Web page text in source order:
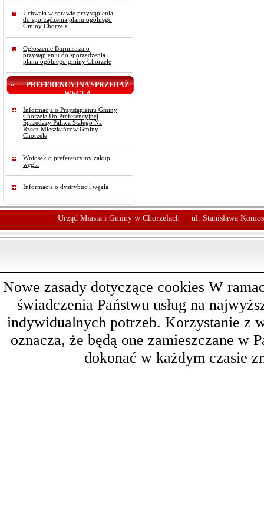
Uchwała w sprawie przystąpienia
do sporządzenia planu ogólnego
Gminy Chorzele
Ogłoszenie Burmistrza o
przystąpieniu do sporządzenia
planu ogólnego gminy Chorzele
PREFERENCYJNA SPRZEDAŻ
WĘGLA
Informacja o Przystąpieniu Gminy
Chorzele Do Preferencyjnej
Sprzedaży Paliwa Stałego Na
Rzecz Mieszkańców Gminy
Chorzele
Wniosek o preferencyjny zakup
węgla
Informacja o dystrybucji węgla
Urząd Miasta i Gminy w Chorzelach ul. Stanisława
Nowe zasady dotyczące cookies W
świadczenia Państwu usług na
indywidualnych potrzeb. Korzystanie z
oznacza, że będą one zamieszczane w
dokonać w każdym czasie